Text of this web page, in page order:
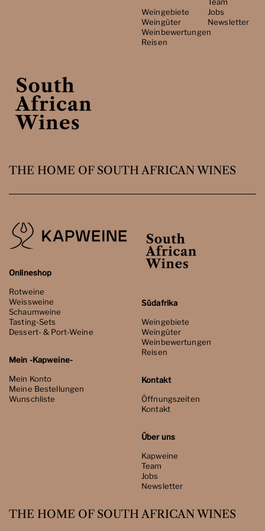
Weingebiete
Weingüter
Weinbewertungen
Reisen
Team
Jobs
Newsletter
THE HOME OF SOUTH AFRICAN WINES
Onlineshop
Rotweine
Weissweine
Schaumweine
Tasting-Sets
Dessert- & Port-Weine
Mein -Kapweine-
Mein Konto
Meine Bestellungen
Wunschliste
Südafrika
Weingebiete
Weingüter
Weinbewertungen
Reisen
Kontakt
Öffnungszeiten
Kontakt
Über uns
Kapweine
Team
Jobs
Newsletter
THE HOME OF SOUTH AFRICAN WINES